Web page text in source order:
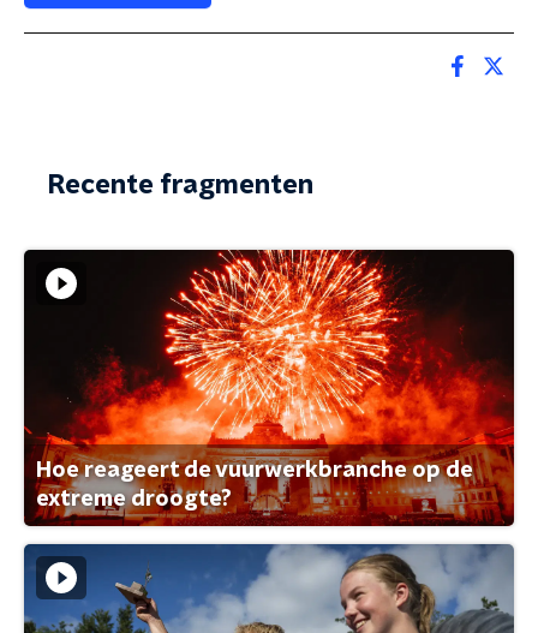
Recente fragmenten
Hoe reageert de vuurwerkbranche op de
extreme droogte?